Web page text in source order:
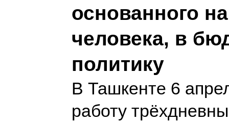
основанного
человека, в
политику
В Ташкенте 6
работу